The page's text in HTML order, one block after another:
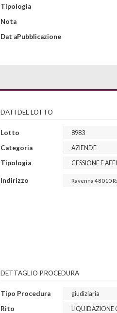
Tipologia
Nota
Dat aPubblicazione
DATI DEL LOTTO
Lotto 8983
Categoria AZIENDE
Tipologia CESSIONE E
Indirizzo Ravenna 48010
DETTAGLIO PROCEDURA
Tipo Procedura giudiziaria
Rito LIQUIDAZIONE